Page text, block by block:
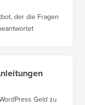
der die Fragen
Geld zu